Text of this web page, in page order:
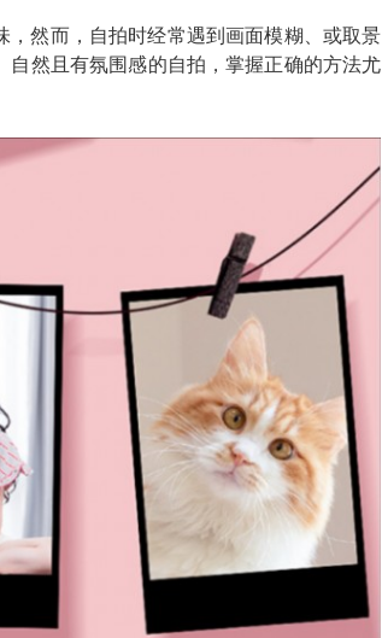
然而，自拍时经常遇到画面模糊、或取景
然且有氛围感的自拍，掌握正确的方法尤